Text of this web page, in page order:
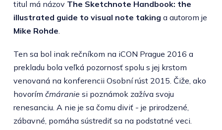
titul má názov The Sketchnote Handbook: the
illustrated guide to visual note taking a autorom je
Mike Rohde
Ten sa bol inak rečníkom na iCON Prague 2016 a
prekladu bola veľká pozornosť spolu s jej krstom
venovaná na konferencii Osobní rúst 2015. Čiže, ako
hovorím čmáranie si poznámok zažíva svoju
renesanciu. A nie je sa čomu diviť - je prirodzené,
zábavné, pomáha sústrediť sa na podstatné veci.